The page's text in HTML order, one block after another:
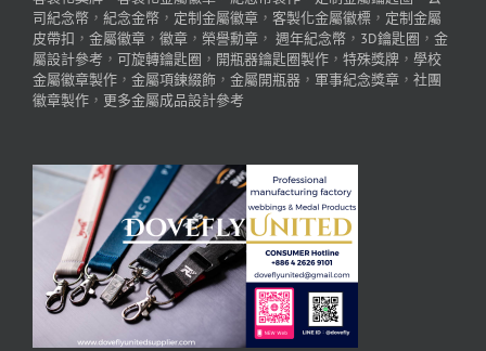
司紀念幣 ， 紀念金幣 ， 定制金屬徽章 ， 客製化金屬徽標 ， 定制金屬
皮帶扣 ， 金屬徽章 ， 徽章 ， 榮譽勳章 ， 週年紀念幣 ， 3D鑰匙圈 ， 金
屬設計參考 ， 可旋轉鑰匙圈 ， 開瓶器鑰匙圈製作 ， 特殊獎牌 ， 學校
金屬徽章製作 ， 金屬項鍊綴飾 ， 金屬開瓶器 ， 軍事紀念獎章 ， 社團
徽章製作 ， 更多金屬成品設計參考